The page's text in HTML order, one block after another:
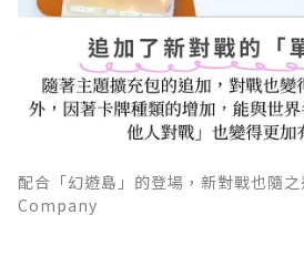
配合「幻遊島」的登場，新對戰也隨
Company